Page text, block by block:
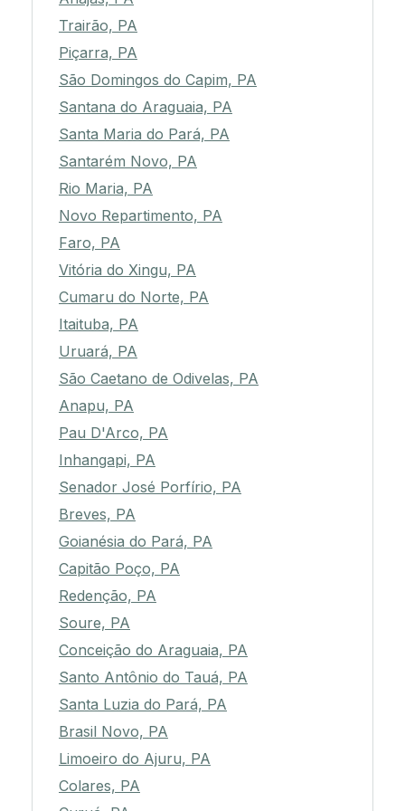
Trairão, PA
Piçarra, PA
São Domingos do Capim, PA
Santana do Araguaia, PA
Santa Maria do Pará, PA
Santarém Novo, PA
Rio Maria, PA
Novo Repartimento, PA
Faro, PA
Vitória do Xingu, PA
Cumaru do Norte, PA
Itaituba, PA
Uruará, PA
São Caetano de Odivelas, PA
Anapu, PA
Pau D'Arco, PA
Inhangapi, PA
Senador José Porfírio, PA
Breves, PA
Goianésia do Pará, PA
Capitão Poço, PA
Redenção, PA
Soure, PA
Conceição do Araguaia, PA
Santo Antônio do Tauá, PA
Santa Luzia do Pará, PA
Brasil Novo, PA
Limoeiro do Ajuru, PA
Colares, PA